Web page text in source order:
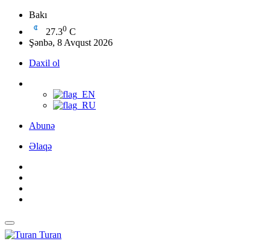
Bakı
27.30 C
Şənbə, 8 Avqust 2026
Daxil ol
Abunə
Əlaqə
Turan